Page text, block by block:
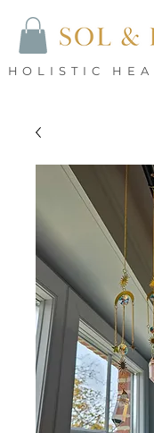
HOLISTIC